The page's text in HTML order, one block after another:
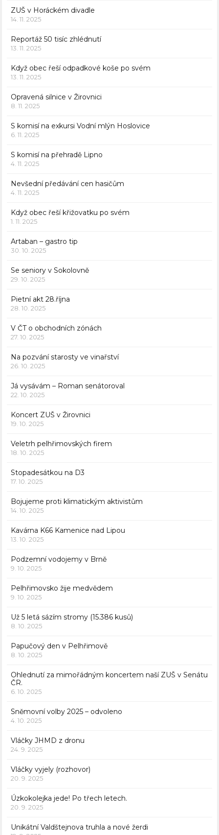
ZUŠ v Horáckém divadle
14. 11. 2025
Reportáž 50 tisíc zhlédnutí
13. 11. 2025
Když obec řeší odpadkové koše po svém
13. 11. 2025
Opravená silnice v Žirovnici
8. 11. 2025
S komisí na exkursi Vodní mlýn Hoslovice
6. 11. 2025
S komisí na přehradě Lipno
4. 11. 2025
Nevšední předávání cen hasičům
4. 11. 2025
Když obec řeší křižovatku po svém
1. 11. 2025
Artaban – gastro tip
30. 10. 2025
Se seniory v Sokolovně
29. 10. 2025
Pietní akt 28.října
28. 10. 2025
V ČT o obchodních zónách
27. 10. 2025
Na pozvání starosty ve vinařství
26. 10. 2025
Já vysávám – Roman senátoroval
22. 10. 2025
Koncert ZUŠ v Žirovnici
19. 10. 2025
Veletrh pelhřimovských firem
18. 10. 2025
Stopadesátkou na D3
17. 10. 2025
Bojujeme proti klimatickým aktivistům
14. 10. 2025
Kavárna K66 Kamenice nad Lipou
13. 10. 2025
Podzemní vodojemy v Brně
9. 10. 2025
Pelhřimovsko žije medvědem
9. 10. 2025
Už 5 letá sázím stromy (15.386 kusů)
8. 10. 2025
Papučový den v Pelhřimově
8. 10. 2025
Ohlednutí za mimořádným koncertem naší ZUŠ v Senátu
ČR.
6. 10. 2025
Sněmovní volby 2025 – odvoleno
4. 10. 2025
Vláčky JHMD z dronu
24. 9. 2025
Vláčky vyjely (rozhovor)
20. 9. 2025
Úzkokolejka jede! Po třech letech.
20. 9. 2025
Unikátní Valdštejnova truhla a nové žerdi